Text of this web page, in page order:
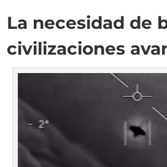
La necesidad de
civilizaciones